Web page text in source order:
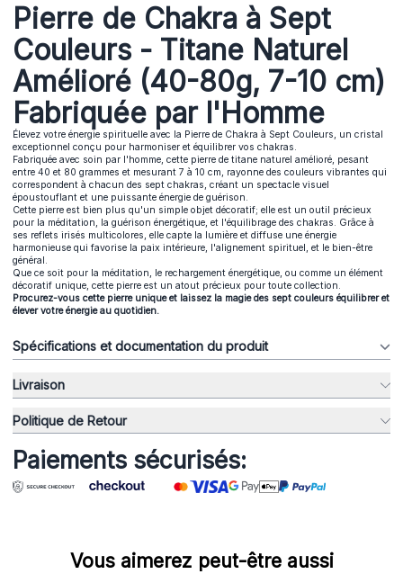
Pierre de Chakra à Sept
Couleurs - Titane Naturel
Amélioré (40-80g, 7-10 cm)
Fabriquée par l'Homme
Élevez votre énergie spirituelle avec la Pierre de Chakra à Sept Couleurs, un cristal
exceptionnel conçu pour harmoniser et équilibrer vos chakras.
Fabriquée avec soin par l'homme, cette pierre de titane naturel amélioré, pesant
entre 40 et 80 grammes et mesurant 7 à 10 cm, rayonne des couleurs vibrantes qui
correspondent à chacun des sept chakras, créant un spectacle visuel
époustouflant et une puissante énergie de guérison.
Cette pierre est bien plus qu'un simple objet décoratif; elle est un outil précieux
pour la méditation, la guérison énergétique, et l'équilibrage des chakras. Grâce à
ses reflets irisés multicolores, elle capte la lumière et diffuse une énergie
harmonieuse qui favorise la paix intérieure, l'alignement spirituel, et le bien-être
général.
Que ce soit pour la méditation, le rechargement énergétique, ou comme un élément
décoratif unique, cette pierre est un atout précieux pour toute collection.
Procurez-vous cette pierre unique et laissez la magie des sept couleurs équilibrer et
élever votre énergie au quotidien.
Spécifications et documentation du produit
Livraison
Politique de Retour
Paiements sécurisés:
Vous aimerez peut-être aussi